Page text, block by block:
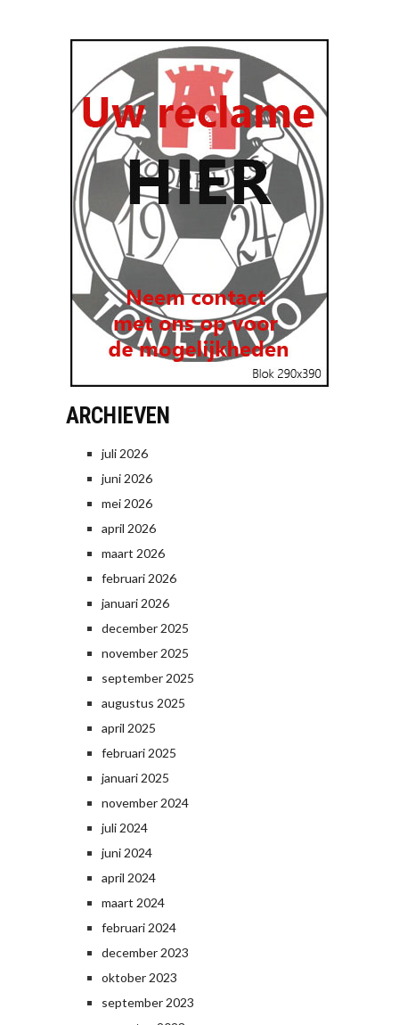
ARCHIEVEN
juli 2026
juni 2026
mei 2026
april 2026
maart 2026
februari 2026
januari 2026
december 2025
november 2025
september 2025
augustus 2025
april 2025
februari 2025
januari 2025
november 2024
juli 2024
juni 2024
april 2024
maart 2024
februari 2024
december 2023
oktober 2023
september 2023